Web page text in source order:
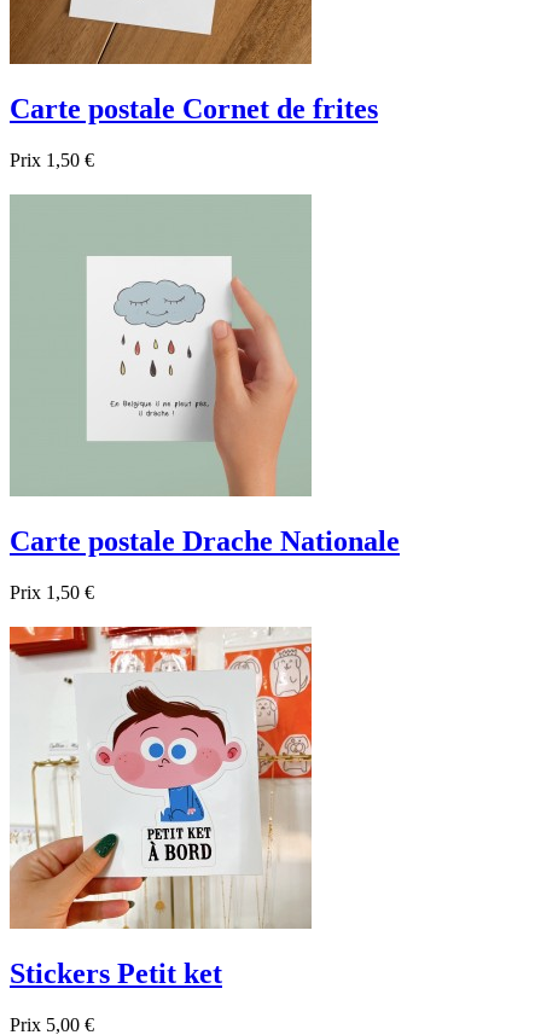
Carte postale Cornet de frites
Prix 1,50 €
Carte postale Drache Nationale
Prix 1,50 €
Aperçu rapide
Stickers Petit ket
Prix 5,00 €